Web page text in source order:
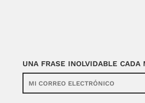
UNA FRASE INOLVIDABLE CADA